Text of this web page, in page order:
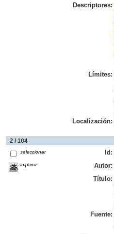
Descriptores:
Límites:
Localización:
2 / 104
seleccionar
imprimir
Id:
Autor:
Título:
Fuente: